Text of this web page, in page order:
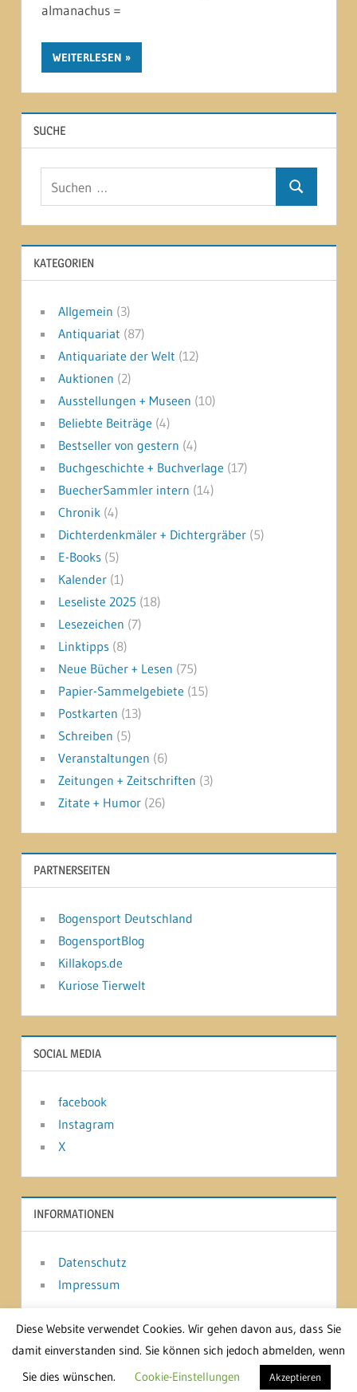
almanachus =
WEITERLESEN
SUCHE
Suchen
KATEGORIEN
Allgemein (3)
Antiquariat (87)
Antiquariate der Welt (12)
Auktionen (2)
Ausstellungen + Museen (10)
Beliebte Beiträge (4)
Bestseller von gestern (4)
Buchgeschichte + Buchverlage (17)
BuecherSammler intern (14)
Chronik(4)
Dichterdenkmäler + Dichtergräber(5)
E-Books(5)
Kalender(1)
Leseliste 2025 (18)
Lesezeichen (7)
Linktipps(8)
Neue Bücher + Lesen (75)
Papier-Sammelgebiete (15)
Postkarten (13)
Schreiben (5)
Veranstaltungen (6)
Zeitungen + Zeitschriften (3)
Zitate + Humor(26)
PARTNERSEITEN
Bogensport Deutschland
BogensportBlog
Killakops.de
Kuriose Tierwelt
SOCIAL MEDIA
facebook
Instagram
X
INFORMATIONEN
Datenschutz
Impressum
WordPress-Theme: Treville von ThemeZee.
Diese Website verwendet Cookies. Wir gehen davon aus, dass Sie
damit einverstanden sind. Sie können sich jedoch abmelden, wenn
Sie dies wünschen.
Cookie-Einstellungen Akzeptieren